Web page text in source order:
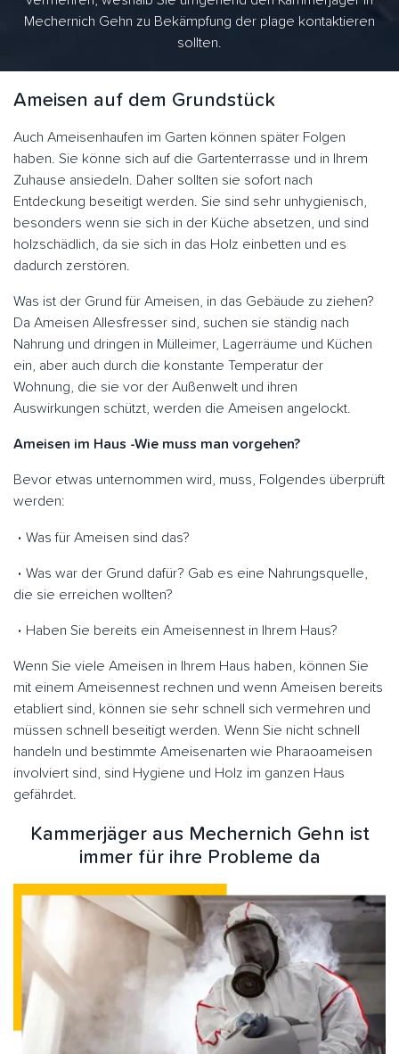
Mechernich Gehn zu Bekämpfung der plage kontaktieren
sollten.
Ameisen auf dem Grundstück
Auch Ameisenhaufen im Garten können später Folgen
haben. Sie könne sich auf die Gartenterrasse und in Ihrem
Zuhause ansiedeln. Daher sollten sie sofort nach
Entdeckung beseitigt werden. Sie sind sehr unhygienisch,
besonders wenn sie sich in der Küche absetzen, und sind
holzschädlich, da sie sich in das Holz einbetten und es
dadurch zerstören.
Was ist der Grund für Ameisen, in das Gebäude zu ziehen?
Da Ameisen Allesfresser sind, suchen sie ständig nach
Nahrung und dringen in Mülleimer, Lagerräume und Küchen
ein, aber auch durch die konstante Temperatur der
Wohnung, die sie vor der Außenwelt und ihren
Auswirkungen schützt, werden die Ameisen angelockt.
Ameisen im Haus -Wie muss man vorgehen?
Bevor etwas unternommen wird, muss, Folgendes überprüft
werden:
Was für Ameisen sind das?
Was war der Grund dafür? Gab es eine Nahrungsquelle,
die sie erreichen wollten?
Haben Sie bereits ein Ameisennest in Ihrem Haus?
Wenn Sie viele Ameisen in Ihrem Haus haben, können Sie
mit einem Ameisennest rechnen und wenn Ameisen bereits
etabliert sind, können sie sehr schnell sich vermehren und
müssen schnell beseitigt werden. Wenn Sie nicht schnell
handeln und bestimmte Ameisenarten wie Pharaoameisen
involviert sind, sind Hygiene und Holz im ganzen Haus
gefährdet.
Kammerjäger aus Mechernich Gehn ist
immer für ihre Probleme da